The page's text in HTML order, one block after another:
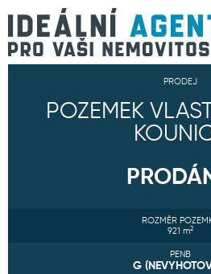
PRODEJ
POZEMEK
ROZMĚR
921 m2
PENB
G